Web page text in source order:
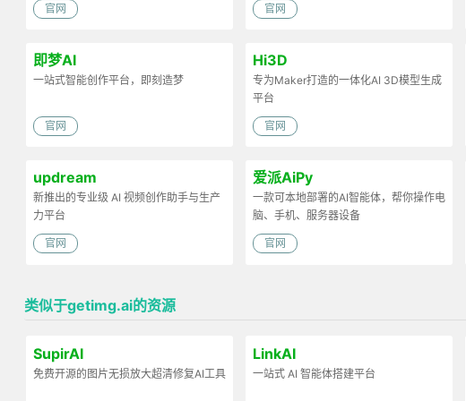
官网 官网
即梦AI
一站式智能创作平台，即刻造梦
官网
Hi3D
专为Maker打造的一体化AI 3D模型生成
平台
官网
updream
新推出的专业级 AI 视频创作助手与生产
力平台
官网
爱派AiPy
一款可本地部署的AI智能体，帮你操作电
脑、手机、服务器设备
官网
类似于getimg.ai的资源
SupirAI
免费开源的图片无损放大超清修复AI工具
LinkAI
一站式 AI 智能体搭建平台